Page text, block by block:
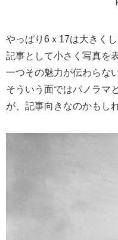
やっぱり6ｘ17は大きく
記事として小さく写真を
一つその魅力が伝わらな
そういう面ではパノラマ
が、記事向きなのかもし